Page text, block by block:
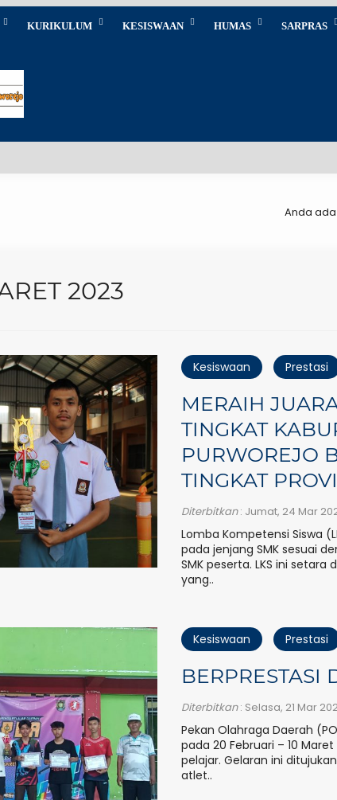
KURIKULUM KESISWAAN HUMAS SARPRAS
Anda ada
2023
Kesiswaan Prestasi
MERAIH
TINGKAT
PURWOREJO
TINGKAT
Diterbitkan: Jumat, 24 Mar
Lomba Kompetensi Siswa
pada jenjang SMK sesuai
SMK peserta. LKS ini setara
yang..
Kesiswaan Prestasi
BERPRESTASI
Diterbitkan: Selasa, 21 Mar
Pekan Olahraga Daerah
pada 20 Februari – 10
pelajar. Gelaran ini
atlet..